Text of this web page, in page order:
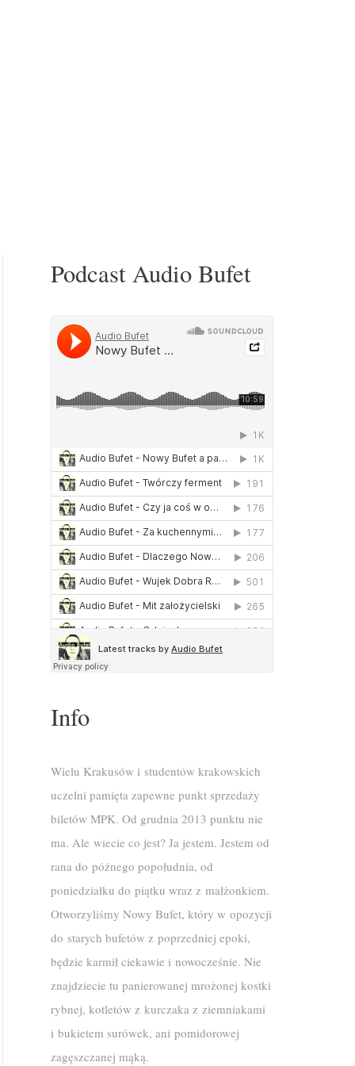
Podcast Audio Bufet
Info
Wielu Krakusów i studentów krakowskich
uczelni pamięta zapewne punkt sprzedaży
biletów MPK. Od grudnia 2013 punktu nie
ma. Ale wiecie co jest? Ja jestem. Jestem od
rana do późnego popołudnia, od
poniedziałku do piątku wraz z małżonkiem.
Otworzyliśmy Nowy Bufet, który w opozycji
do starych bufetów z poprzedniej epoki,
będzie karmił ciekawie i nowocześnie. Nie
znajdziecie tu panierowanej mrożonej kostki
rybnej, kotletów z kurczaka z ziemniakami
i bukietem surówek, ani pomidorowej
zagęszczanej mąką.